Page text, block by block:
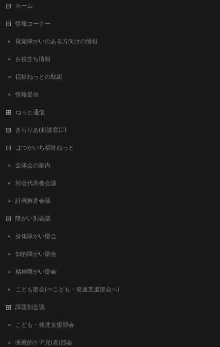
ホーム
情報コーナー
視覚障がいのある方向けの情報
お役立ち情報
福祉ねっとの取組
情報提供
ねっと通信
きらりあ(相談窓口)
はつかいち福祉ねっと
全体会の案内
部会代表者会議
計画推進会議
障がい別会議
身体障がい部会
知的障がい部会
精神障がい部会
こども部会(⇒こども・発達支援部会へ)
課題別会議
こども・発達支援部会
医療的ケア児(者)部会